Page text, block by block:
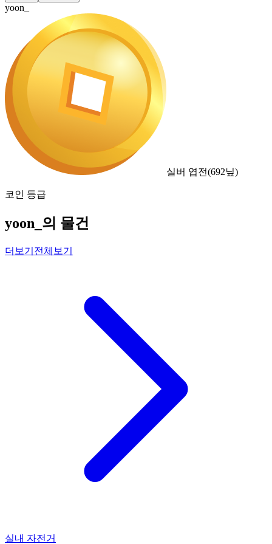
yoon_
실버 엽전(692닢)
코인 등급
yoon_의 물건
더보기 전체보기
실내 자전거